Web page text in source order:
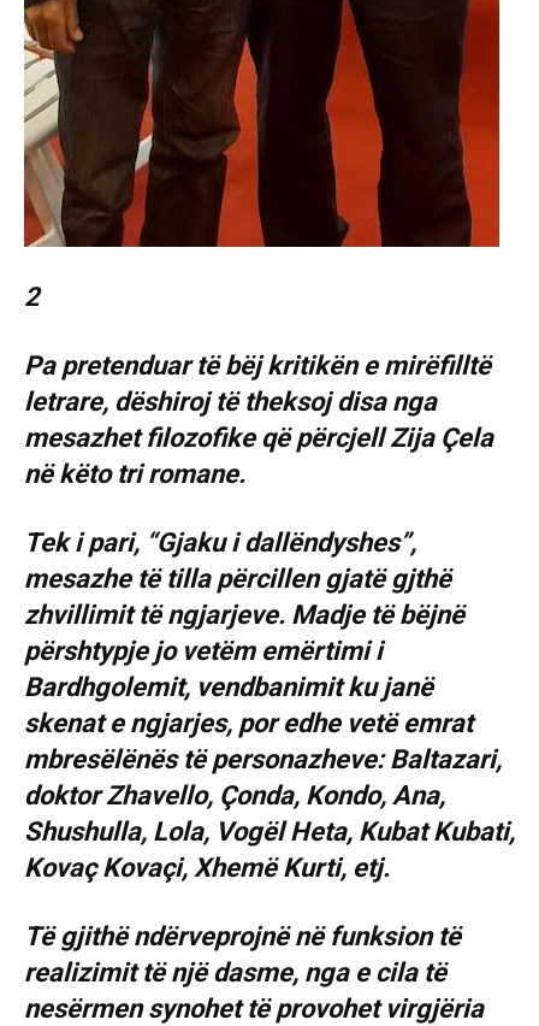
2
Pa pretenduar të bëj kritikën e mirëfilltë
letrare, dëshiroj të theksoj disa nga
mesazhet filozofike që përcjell Zija Çela
në këto tri romane.
Tek i pari, “Gjaku i dallëndyshes”,
mesazhe të tilla përcillen gjatë gjthë
zhvillimit të ngjarjeve. Madje të bëjnë
përshtypje jo vetëm emërtimi i
Bardhgolemit, vendbanimit ku janë
skenat e ngjarjes, por edhe vetë emrat
mbresëlënës të personazheve: Baltazari,
doktor Zhavello, Çonda, Kondo, Ana,
Shushulla, Lola, Vogël Heta, Kubat Kubati,
Kovaç Kovaçi, Xhemë Kurti, etj.
Të gjithë ndërveprojnë në funksion të
realizimit të një dasme, nga e cila të
nesërmen synohet të provohet virgjëria